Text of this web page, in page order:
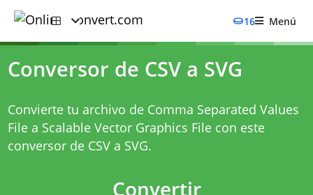
16 Menú
Conversor de CSV a SVG
Convierte tu archivo de Comma Separated Values
File a Scalable Vector Graphics File con este
conversor de CSV a SVG.
Convertir